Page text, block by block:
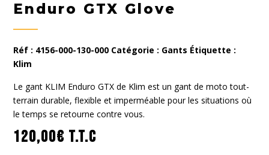
Enduro GTX Glove
Réf : 4156-000-130-000 Catégorie : Gants Étiquette :
Klim
Le gant KLIM Enduro GTX de Klim est un gant de moto tout-
terrain durable, flexible et imperméable pour les situations où
le temps se retourne contre vous.
120,00€ T.T.C